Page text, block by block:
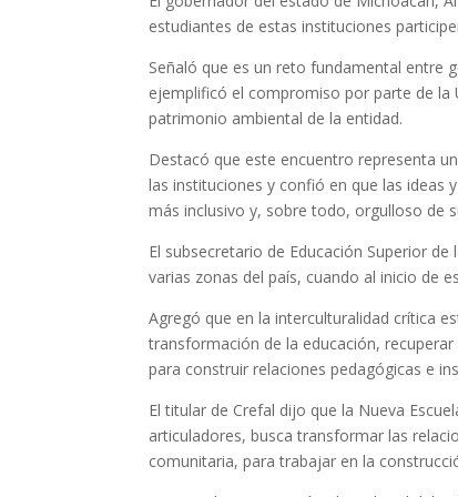
estudiantes de estas instituciones
Señaló que es un reto fundamental entre
ejemplificó el compromiso por parte de la
patrimonio ambiental de la entidad.
Destacó que este encuentro representa
las instituciones y confió en que las ideas
más inclusivo y, sobre todo, orgulloso de
El subsecretario de Educación Superior
varias zonas del país, cuando al inicio de
Agregó que en la interculturalidad crítica
transformación de la educación,
para construir relaciones pedagógicas e
El titular de Crefal dijo que la Nueva
articuladores, busca transformar las
comunitaria, para trabajar en la